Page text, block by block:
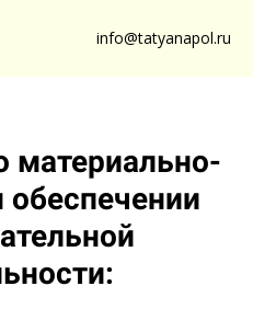
info@tatyanapol.ru
материально-
обеспечении